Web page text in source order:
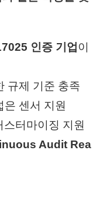
인증 기업 이
규제 기준 충족
은 센서 지원
터마이징 지원
Audit Rea